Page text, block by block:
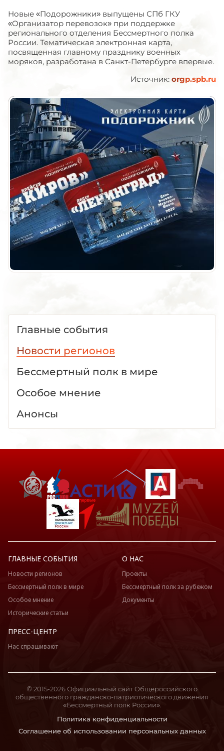
Новые «Подорожники» выпущены СПб ГКУ
«Организатор перевозок» при поддержке
регионального отделения Бессмертного полка
России. Тематическая электронная карта,
посвященная главному празднику военных
моряков, разработана в Санкт-Петербурге впервые.
Источник: orgp.spb.ru
Главные события
Новости регионов
Бессмертный полк в мире
Особое мнение
Анонсы
ГЛАВНЫЕ СОБЫТИЯ
Новости регионов
Бессмертный полк в мире
Особое мнение
Исторические статьи
О НАС
Проекты
Бессмертный полк за рубежом
Документы
ПРЕСС-ЦЕНТР
Нас спрашивают
Политика конфиденциальности
Соглашение об использовании персональных данных
© 2015-2026 Официальный сайт Общероссийского
общественного гражданско-патриотического движения
«Бессмертный полк России».